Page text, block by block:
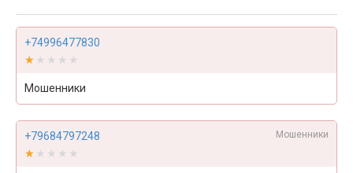
+74996477830
★★★★★
★★★★★
Мошенники
+79684797248 Мошенники
★★★★★
★★★★★